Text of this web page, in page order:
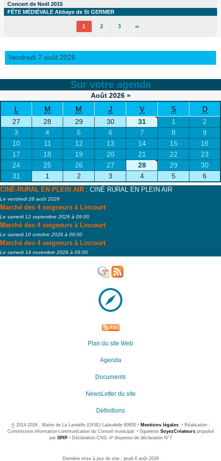
Concert de Noël 2015
FÊTE MÉDIÉVALE Abbaye de St GERMER
1 2 3 ∞
Vendredi 7 août 2026
Sur votre agenda
Août 2026 »
L M M J V S D
27 28 29 30 31 1
2
3
4 5 6 7 8
9
10
11 12 13 14 15
16
17
18 19 20 21 22
23
24
25 26 27 28 29
30
31
1 2 3 4 5 6
CINÉ-RURAL EN PLEIN AIR : CINÉ RURAL EN PLEIN AIR
Le vendredi 28 août 2026
Marché des 4 seigneurs à Lincourt
Le samedi 12 septembre 2026 à 09:00
Marché des 4 seigneurs à Lincourt
Le samedi 10 octobre 2026 à 09:00
Marché des 4 seigneurs à Lincourt
Le samedi 14 novembre 2026 à 09:00
Plan du site Web
Agenda
Documents
NewsLetter du site
Définitions
©2014-2026 , Mairie de La Landelle (OISE) Lalandelle 60850 • Mentions légales • Réalisation :
Commission information-communication du Conseil municipal
•Squelette SoyezCréateurspropulsé
par SPIP •Déclaration CNIL nº dispense de déclaration N°7
Dernière mise à jour du site : jeudi 6 août 2026